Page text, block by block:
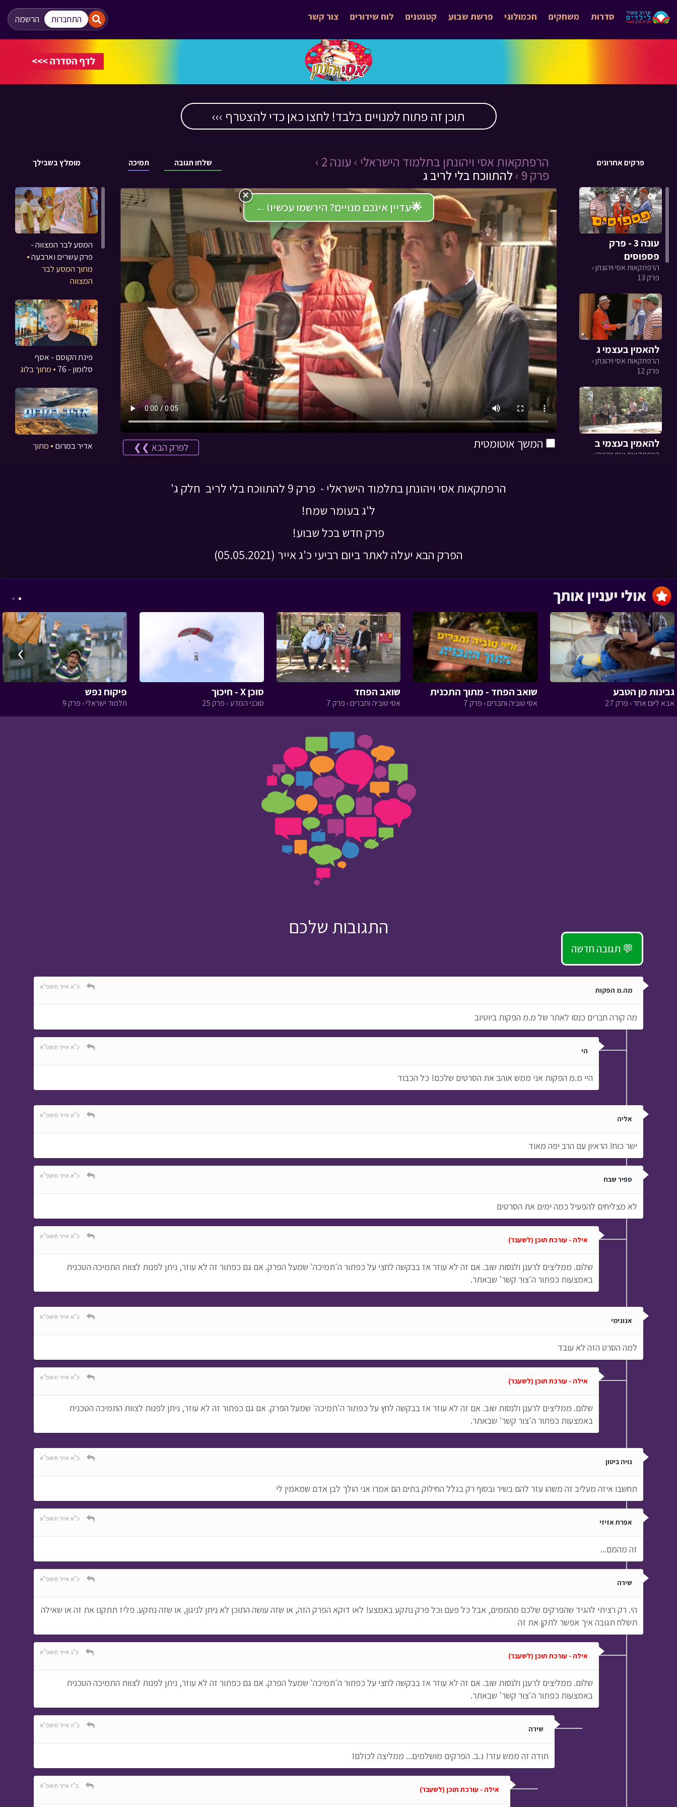
התחברות הרשמה צור קשר לוח שידורים קטנטנים פרשת שבוע חכמולוגי משחקים סדרות
תוכן זה פתוח למנויים בלבד! לחצו כאן כדי להצטרף ›››
מומלץ בשבילך תמיכה שלחו תגובה הרפתקאות אסי ויהונתן בתלמוד הישראלי › עונה 2 ›
פרק 9 ›
להתווכח בלי לריב ג
פרקים אחרונים
🌟עדיין אינכם מנויים? הירשמו עכשיו! ←
×
המשך אוטומטית לפרק הבא ❯❯
עונה 3 - פרק
פספוסים
הרפתקאות אסי ויהונתן ›
פרק 13
להאמין בעצמי ג
הרפתקאות אסי ויהונתן ›
פרק 12
להאמין בעצמי ב
הרפתקאות אסי ויהונתן ›
שרשרת הדורות ג
הרפתקאות אסי ויהונתן ›
פרק 9
המסע לבר המצווה -
פרק עשרים וארבעה•
מתוך המסע לבר
המצווה
פינת הקוסם - אסף
סלומון - 76
• מתוך בלוג
אדיר במרום • מתוך
בול בפוני - אמת אחת•
מתוך בול בפוני
אבא ליום אחד - הרמות
ניידת החלומות - לקט
הרפתקאות אסי ויהונתן בתלמוד הישראלי - פרק 9 להתווכח בלי לריב חלק ג'
ל'ג בעומר שמח!
פרק חדש בכל שבוע!
הפרק הבא יעלה לאתר ביום רביעי כ'ג אייר (05.05.2021)
גבינות מן הטבע
אבא ליום אחד › פרק 27
שואב הפחד - מתוך התכנית
אסי טוביה וחברים › פרק 7
שואב הפחד
אסי טוביה וחברים › פרק 7
סוכן X - חיכוך
סוכני המדע › פרק 25
פיקוח נפש
תלמוד ישראלי › פרק 9
‹
›
התגובות שלכם
תגובה חדשה 💬
מה.מ הפקות כ"א אייר תשפ"א
מה קורה חברים כנסו לאתר של מ.מ הפקות ביוטיוב
הי כ"א אייר תשפ"א
היי מ.מ הפקות אני ממש אוהב את הסרטים שלכם! כל הכבוד
אליה כ"א אייר תשפ"א
ישר כוח! הראיון עם הרב יפה מאוד
ספיר שבח כ"א אייר תשפ"א
לא מצליחים להפעיל כמה ימים את הסרטים
אילה - עורכת תוכן (לשעבר) כ"א אייר תשפ"א
שלום. ממליצים לרענן ולנסות שוב. אם זה לא עוזר אז בבקשה לחצי על כפתור ה'תמיכה' שמעל הפרק. אם גם כפתור זה לא עוזר, ניתן לפנות לצוות התמיכה הטכנית
באמצעות כפתור ה'צור קשר' שבאתר.
אנונימי כ"א אייר תשפ"א
למה הסרט הזה לא עובד
אילה - עורכת תוכן (לשעבר) כ"א אייר תשפ"א
שלום. ממליצים לרענן ולנסות שוב. אם זה לא עוזר אז בבקשה לחץ על כפתור ה'תמיכה' שמעל הפרק. אם גם כפתור זה לא עוזר, ניתן לפנות לצוות התמיכה הטכנית
באמצעות כפתור ה'צור קשר' שבאתר.
נויה ביטון כ"א אייר תשפ"א
תחשבו איזה מעליב זה משהו עזר להם בשיר ובסוף רק בגלל החילוק בתים הם אמרו אני הולך לבן אדם שמאמין לי
אפרת אזיזי כ"א אייר תשפ"א
זה מהמם...
שירה כ"א אייר תשפ"א
הי. רק רציתי להגיד שהפרקים שלכם מהממים, אבל כל פעם וכל פרק נתקע באמצע! לאו דוקא הפרק הזה, או שזה עושה התוכן לא ניתן לניגון, או שזה נתקע. פליז תתקנו את זה או שאילה
תשלח תגובה איך אפשר לתקן את זה
אילה - עורכת תוכן (לשעבר) כ"ג אייר תשפ"א
שלום. ממליצים לרענן ולנסות שוב. אם זה לא עוזר אז בבקשה לחצי על כפתור ה'תמיכה' שמעל הפרק. אם גם כפתור זה לא עוזר, ניתן לפנות לצוות התמיכה הטכנית
באמצעות כפתור ה'צור קשר' שבאתר.
שירה כ"ה אייר תשפ"א
תודה זה ממש עזר! נ.ב. הפרקים מושלמים... ממליצה לכולם!
אילה - עורכת תוכן (לשעבר) כ"ז אייר תשפ"א